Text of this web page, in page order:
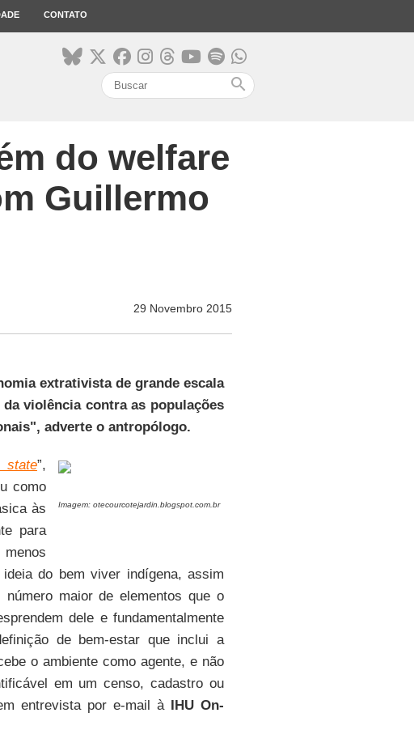
CONTATO
search
do welfare
Guillermo
29 Novembro 2015
extrativistade grande escala
violência contra as populações
adverte o antropólogo.
Imagem: otecourcotejardin.blogspot.com.br
state”,
como
às
para
menos
ideia do bem viver indígena, assim
maior de elementos que o
dele e fundamentalmente
de bem-estar que inclui a
o ambiente como agente, e não
em um censo, cadastro ou
entrevista por e-mail à IHU On-